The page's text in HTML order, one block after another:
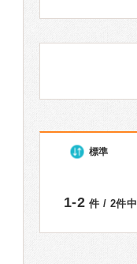
標準
1-2 件 / 2件中